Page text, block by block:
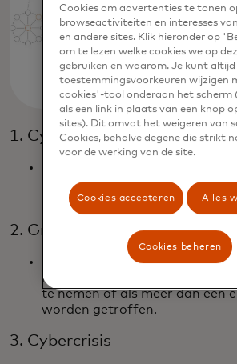
1. Cyberincident
reikwijdte van de bestaande
infrastructuur van een
2. Grootschalig cyberincident
Aanzienlijke verstoring
niet in staat is om zelf
te nemen of als meer dan één
worden getroffen.
3. Cybercrisis
Cookies om advertenties te tonen
browseactiviteiten en interesses
en andere sites. Klik hieronder op
om te lezen welke cookies we op
gebruiken en waarom. Je kunt
toestemmingsvoorkeuren wijzigen
cookies'-tool onderaan het scherm
als een link in plaats van een knop
sites). Dit omvat het weigeren van
Cookies, behalve degene die strikt
voor de werking van de site.
Cookies accepteren Alles
Cookies beheren